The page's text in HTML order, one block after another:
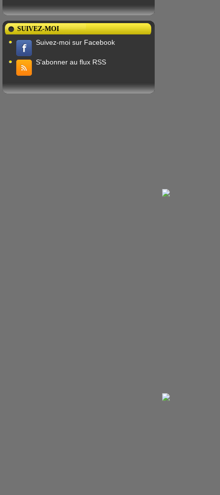
SUIVEZ-MOI
Suivez-moi sur Facebook
S'abonner au flux RSS